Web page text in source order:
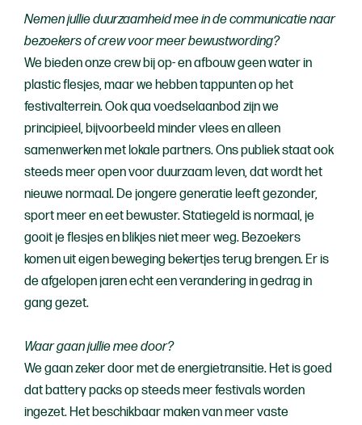
Nemen jullie duurzaamheid mee in de communicatie naar
bezoekers of crew voor meer bewustwording?
We bieden onze crew bij op- en afbouw geen water in
plastic flesjes, maar we hebben tappunten op het
festivalterrein. Ook qua voedselaanbod zijn we
principieel, bijvoorbeeld minder vlees en alleen
samenwerken met lokale partners. Ons publiek staat ook
steeds meer open voor duurzaam leven, dat wordt het
nieuwe normaal. De jongere generatie leeft gezonder,
sport meer en eet bewuster. Statiegeld is normaal, je
gooit je flesjes en blikjes niet meer weg. Bezoekers
komen uit eigen beweging bekertjes terug brengen. Er is
de afgelopen jaren echt een verandering in gedrag in
gang gezet.
Waar gaan jullie mee door?
We gaan zeker door met de energietransitie. Het is goed
dat battery packs op steeds meer festivals worden
ingezet. Het beschikbaar maken van meer vaste